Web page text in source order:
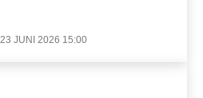
23 JUNI 2026 15:00